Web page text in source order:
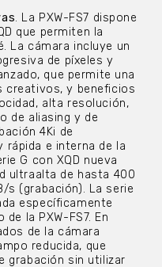
. La PXW-FS7 dispone
que permiten la
La cámara incluye un
de píxeles y
que permite una
creativos, y beneficios
alta resolución,
de aliasing y de
4Ki de
rápida e interna de la
G con XQD nueva
ultraalta de hasta 400
s (grabación). La serie
específicamente
la PXW-FS7. En
de la cámara
reducida, que
grabación sin utilizar